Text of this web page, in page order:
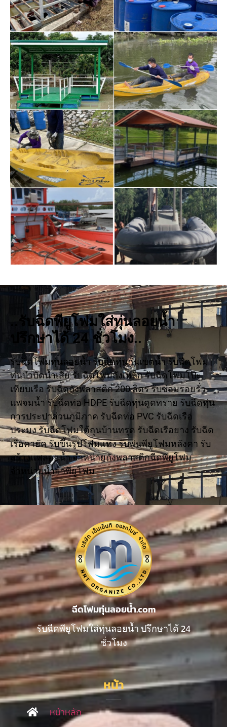
..รับฉีดพียูโฟมใส่ทุ่นลอยน้ำ
ปรึกษาได้ 24 ชั่วโมง..
รับฉีดโฟมทุ่นลอยน้ำ รับฉีดทุ่นกั้นเขตน้ำ รับฉีดโฟม
ทุ่นบำบัดน้ำเสีย รับฉีดโฟมถังเหล็ก รับฉีดโฟมโป๊ะ
เทียบเรือ รับฉีดถังพลาสติก 200 ลิตร รับซ่อมรอยรั่ว
แพจมน้ำ รับฉีดท่อ HDPE รับฉีดทุ่นดูดทราย รับฉีดทุ่น
การประปาส่วนภูมิภาค รับฉีดท่อ PVC รับฉีดเรือ
ประมง รับฉีดโฟมใต้ถุนบ้านทรุด รับฉีดเรือยาง รับฉีด
เรือคายัค รับขึ้นรูปโฟมแท่ง รับพ่นพียูโฟมหลังคา รับ
สร้างแพลอยน้ำ จำหน่ายถังพลาสติกฉีดพียูโฟม
จำหน่ายน้ำยาพียูโฟม
ฉีดโฟมทุ่นลอยน้ำ.com
รับฉีดพียูโฟมใส่ทุ่นลอยน้ำ ปรึกษาได้ 24
ชั่วโมง
หน้า
หน้าหลัก